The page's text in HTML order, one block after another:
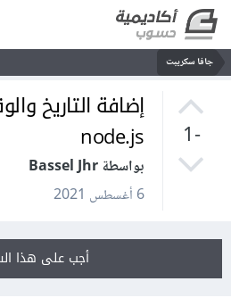
جافا سكريبت
-1
node.js
بواسطة Bassel Jhr
6 أغسطس 2021
أجب على هذا